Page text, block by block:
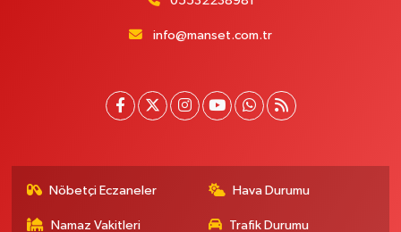
info@manset.com.tr
Nöbetçi Eczaneler Hava Durumu
Namaz Vakitleri Trafik Durumu